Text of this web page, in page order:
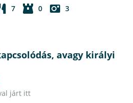
7 0 3
avagy királyi
járt itt